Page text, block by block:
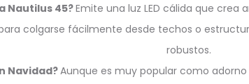
Nautilus 45?Emite una luz LED cálida que
colgarse fácilmente desde techos o
robustos.
Navidad?Aunque es muy popular como